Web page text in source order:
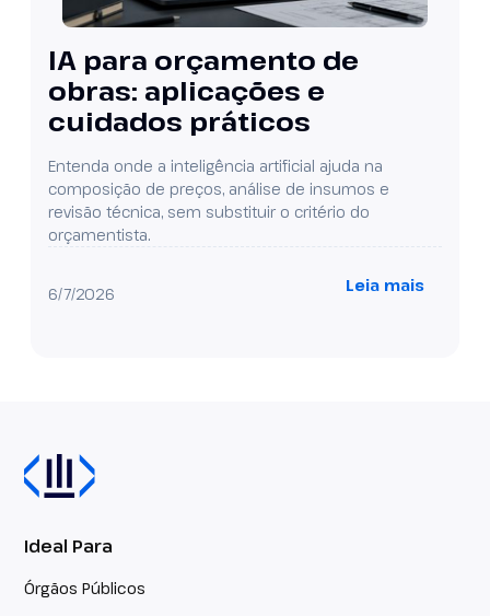
IA para orçamento de
obras: aplicações e
cuidados práticos
Entenda onde a inteligência artificial ajuda na
composição de preços, análise de insumos e
revisão técnica, sem substituir o critério do
orçamentista.
6/7/2026 Leia mais
Ideal Para
Órgãos Públicos